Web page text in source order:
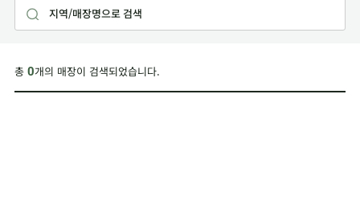
총 0개의 매장이 검색되었습니다.